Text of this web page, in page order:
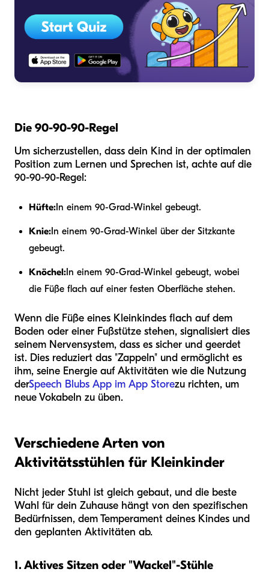
Die 90-90-90-Regel
Um sicherzustellen, dass dein Kind in der optimalen
Position zum Lernen und Sprechen ist, achte auf die
90-90-90-Regel:
Hüfte: In einem 90-Grad-Winkel gebeugt.
Knie: In einem 90-Grad-Winkel über der Sitzkante
gebeugt.
Knöchel: In einem 90-Grad-Winkel gebeugt, wobei
die Füße flach auf einer festen Oberfläche stehen.
Wenn die Füße eines Kleinkindes flach auf dem
Boden oder einer Fußstütze stehen, signalisiert dies
seinem Nervensystem, dass es sicher und geerdet
ist. Dies reduziert das "Zappeln" und ermöglicht es
ihm, seine Energie auf Aktivitäten wie die Nutzung
derSpeech Blubs App im App Storezu richten, um
neue Vokabeln zu üben.
Verschiedene Arten von
Aktivitätsstühlen für Kleinkinder
Nicht jeder Stuhl ist gleich gebaut, und die beste
Wahl für dein Zuhause hängt von den spezifischen
Bedürfnissen, dem Temperament deines Kindes und
den geplanten Aktivitäten ab.
1. Aktives Sitzen oder "Wackel"-Stühle